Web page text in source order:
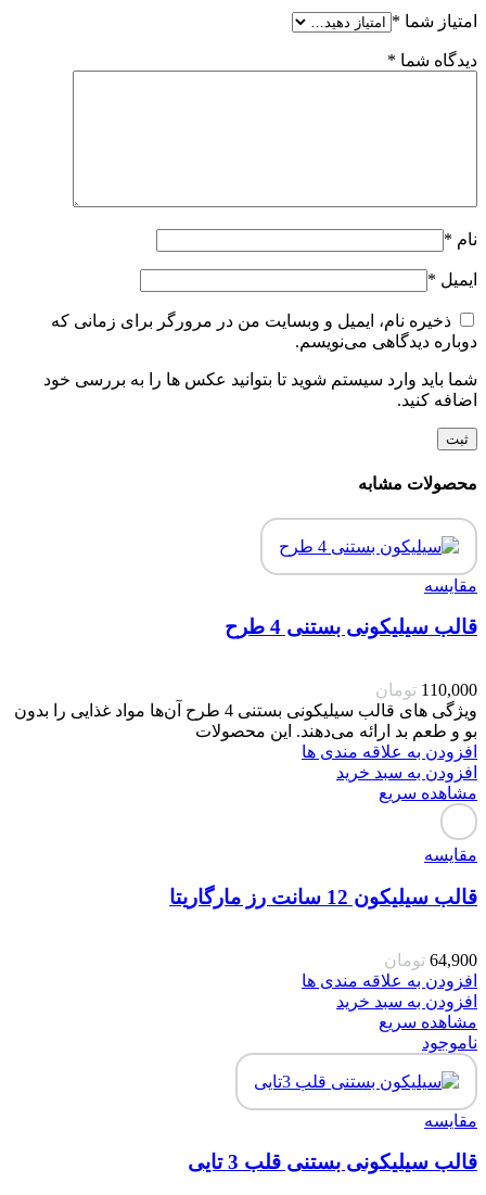
امتیاز شما *
دیدگاه شما *
نام *
ایمیل *
ذخیره نام، ایمیل و وبسایت من در مرورگر برای زمانی که
دوباره دیدگاهی می‌نویسم.
شما باید وارد سیستم شوید تا بتوانید عکس ها را به بررسی خود
اضافه کنید.
محصولات مشابه
مقایسه
قالب سیلیکونی بستنی 4 طرح
110,000 تومان
ویژگی های قالب سیلیکونی بستنی 4 طرح آن‌ها مواد غذایی را بدون
بو و طعم بد ارائه می‌دهند. این محصولات
افزودن به علاقه مندی ها
افزودن به سبد خرید
مشاهده سریع
مقایسه
قالب سیلیکون 12 سانت رز مارگاریتا
64,900 تومان
افزودن به علاقه مندی ها
افزودن به سبد خرید
مشاهده سریع
ناموجود
مقایسه
قالب سیلیکونی بستنی قلب 3 تایی